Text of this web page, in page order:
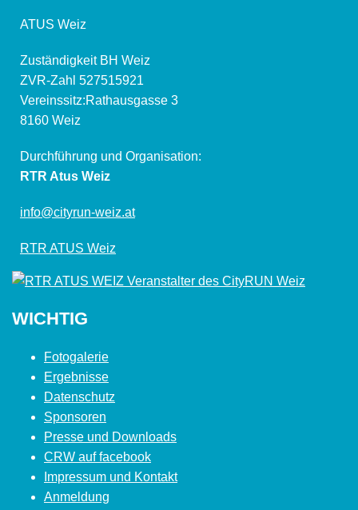
ATUS Weiz
Zuständigkeit BH Weiz
ZVR-Zahl 527515921
Vereinssitz:Rathausgasse 3
8160 Weiz
Durchführung und Organisation:
RTR Atus Weiz
info@cityrun-weiz.at
RTR ATUS Weiz
WICHTIG
Fotogalerie
Ergebnisse
Datenschutz
Sponsoren
Presse und Downloads
CRW auf facebook
Impressum und Kontakt
Anmeldung